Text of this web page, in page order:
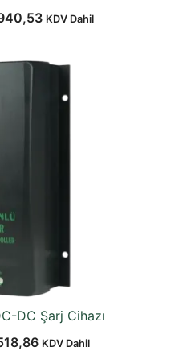
Şu
fiyat:
KDV Dahil
DC Şarj Cihazı
Şu
KDV Dahil